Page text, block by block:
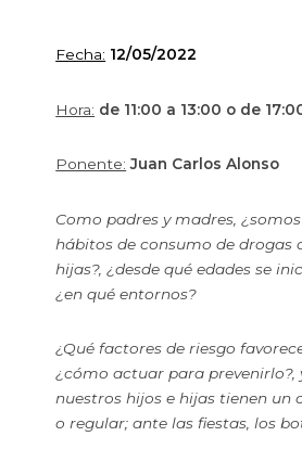
Fecha: 12/05/2022
Hora: de 11:00 a 13:00 o de
Ponente: Juan Carlos Alonso
Como padres y madres,
hábitos de consumo de drogas
hijas?, ¿desde qué edades se
¿en qué entornos?
¿Qué factores de riesgo
¿cómo actuar para prevenirlo?,
nuestros hijos e hijas tienen un
o regular; ante las fiestas, los